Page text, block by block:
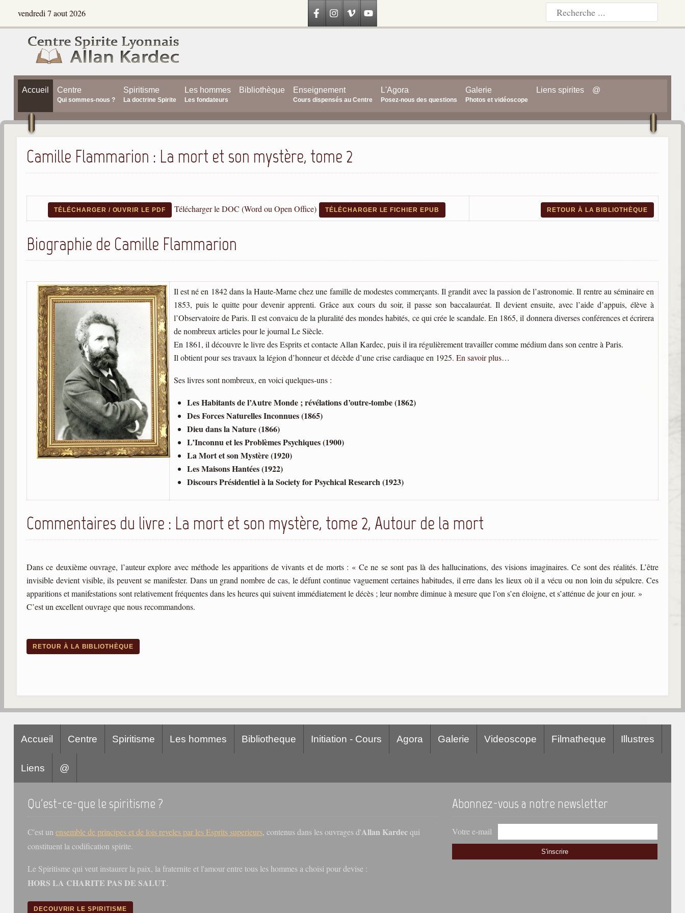
vendredi 7 aout 2026
Accueil Centre
Qui sommes-nous ?
Spiritisme
La doctrine Spirite
Les hommes
Les fondateurs
Bibliothèque Enseignement
Cours dispensés au Centre
L'Agora
Posez-nous des questions
Galerie
Photos et vidéoscope
Liens spirites @
Camille Flammarion : La mort et son mystère, tome 2
TÉLÉCHARGER / OUVRIR LE PDF Télécharger le DOC (Word ou Open Office) TÉLÉCHARGER LE FICHIER EPUB RETOUR À LA BIBLIOTHÈQUE
Biographie de Camille Flammarion
Il est né en 1842 dans la Haute-Marne chez une famille de modestes commerçants. Il grandit avec la passion de l’astronomie. Il rentre au séminaire en
1853, puis le quitte pour devenir apprenti. Grâce aux cours du soir, il passe son baccalauréat. Il devient ensuite, avec l’aide d’appuis, élève à
l’Observatoire de Paris. Il est convaicu de la pluralité des mondes habités, ce qui crée le scandale. En 1865, il donnera diverses conférences et écrirera
de nombreux articles pour le journal Le Siècle.
En 1861, il découvre le livre des Esprits et contacte Allan Kardec, puis il ira régulièrement travailler comme médium dans son centre à Paris.
Il obtient pour ses travaux la légion d’honneur et décède d’une crise cardiaque en 1925. En savoir plus…
Ses livres sont nombreux, en voici quelques-uns :
Les Habitants de l’Autre Monde ; révélations d’outre-tombe (1862)
Des Forces Naturelles Inconnues (1865)
Dieu dans la Nature (1866)
L’Inconnu et les Problèmes Psychiques (1900)
La Mort et son Mystère (1920)
Les Maisons Hantées (1922)
Discours Présidentiel à la Society for Psychical Research (1923)
Commentaires du livre : La mort et son mystère, tome 2, Autour de la mort
Dans ce deuxième ouvrage, l’auteur explore avec méthode les apparitions de vivants et de morts : « Ce ne se sont pas là des hallucinations, des visions imaginaires. Ce sont des réalités. L’être
invisible devient visible, ils peuvent se manifester. Dans un grand nombre de cas, le défunt continue vaguement certaines habitudes, il erre dans les lieux où il a vécu ou non loin du sépulcre. Ces
apparitions et manifestations sont relativement fréquentes dans les heures qui suivent immédiatement le décès ; leur nombre diminue à mesure que l’on s’en éloigne, et s’atténue de jour en jour. »
C’est un excellent ouvrage que nous recommandons.
RETOUR À LA BIBLIOTHÈQUE
Accueil Centre Spiritisme Les hommes Bibliotheque Initiation - Cours Agora Galerie Videoscope Filmatheque Illustres
Liens @
Qu'est-ce-que le spiritisme ?
C'est un ensemble de principes et de lois reveles par les Esprits superieurs, contenus dans les ouvrages d'Allan Kardecqui
constituent la codification spirite.
Le Spiritisme qui veut instaurer la paix, la fraternite et l'amour entre tous les hommes a choisi pour devise :
HORS LA CHARITE PAS DE SALUT.
DECOUVRIR LE SPIRITISME
Abonnez-vous a notre newsletter
Votre e-mail
S'inscrire